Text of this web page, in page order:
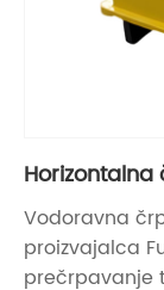
Horizontalna
Vodoravna
proizvajalca
prečrpavanje